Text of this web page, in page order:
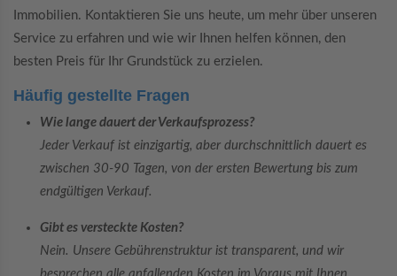
Immobilien. Kontaktieren Sie uns heute, um mehr über unseren
Service zu erfahren und wie wir Ihnen helfen können, den
besten Preis für Ihr Grundstück zu erzielen.
Häufig gestellte Fragen
Wie lange dauert der Verkaufsprozess?
Jeder Verkauf ist einzigartig, aber durchschnittlich dauert es
zwischen 30-90 Tagen, von der ersten Bewertung bis zum
endgültigen Verkauf.
Gibt es versteckte Kosten?
Nein. Unsere Gebührenstruktur ist transparent, und wir